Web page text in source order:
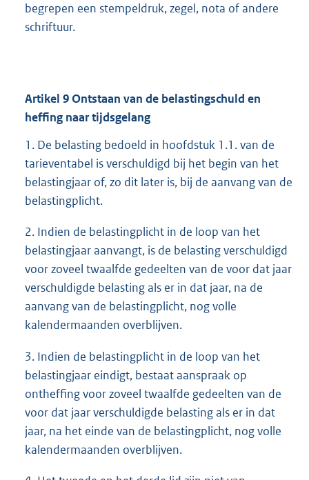
begrepen een stempeldruk, zegel, nota of andere
schriftuur.
Artikel 9Ontstaan van de belastingschuld en
heffing naar tijdsgelang
1. De belasting bedoeld in hoofdstuk 1.1. van de
tarieventabel is verschuldigd bij het begin van het
belastingjaar of, zo dit later is, bij de aanvang van de
belastingplicht.
2. Indien de belastingplicht in de loop van het
belastingjaar aanvangt, is de belasting verschuldigd
voor zoveel twaalfde gedeelten van de voor dat jaar
verschuldigde belasting als er in dat jaar, na de
aanvang van de belastingplicht, nog volle
kalendermaanden overblijven.
3. Indien de belastingplicht in de loop van het
belastingjaar eindigt, bestaat aanspraak op
ontheffing voor zoveel twaalfde gedeelten van de
voor dat jaar verschuldigde belasting als er in dat
jaar, na het einde van de belastingplicht, nog volle
kalendermaanden overblijven.